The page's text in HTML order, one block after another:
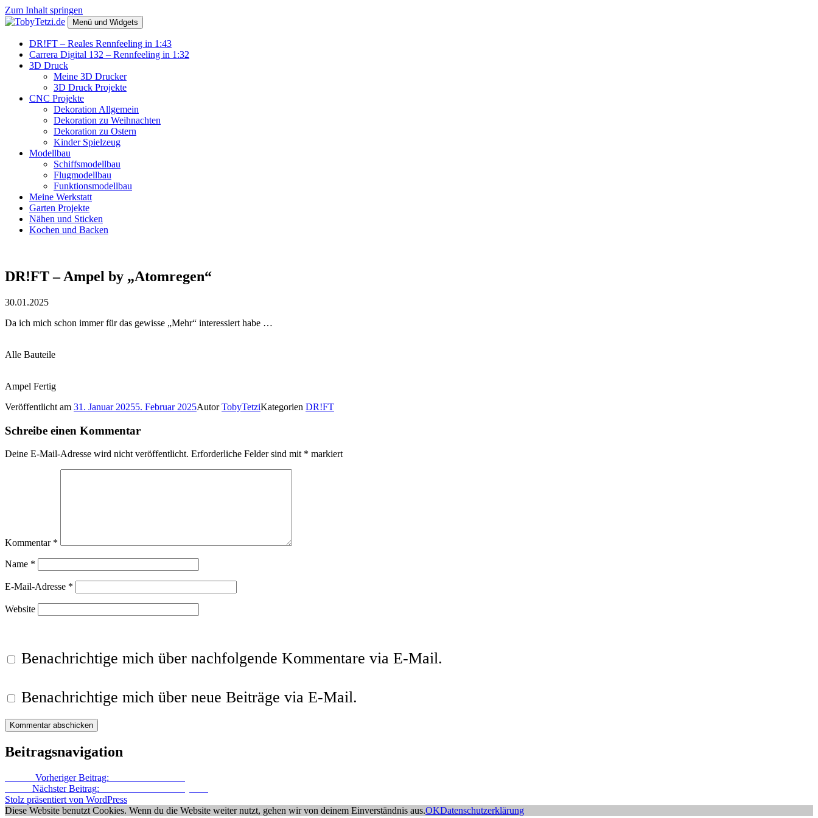
Zum Inhalt springen
TobyTetzi.de
Mein Hobby und schönes aus Holz
Menü und Widgets
DR!FT – Reales Rennfeeling in 1:43
Carrera Digital 132 – Rennfeeling in 1:32
3D Druck
Meine 3D Drucker
3D Druck Projekte
CNC Projekte
Dekoration Allgemein
Dekoration zu Weihnachten
Dekoration zu Ostern
Kinder Spielzeug
Modellbau
Schiffsmodellbau
Flugmodellbau
Funktionsmodellbau
Meine Werkstatt
Garten Projekte
Nähen und Sticken
Kochen und Backen
DR!FT – Ampel by „Atomregen“
30.01.2025
Da ich mich schon immer für das gewisse „Mehr“ interessiert habe …
Alle Bauteile
Ampel Fertig
Veröffentlicht am 31. Januar 20255. Februar 2025AutorTobyTetziKategorien DR!FT
Schreibe einen Kommentar
Deine E-Mail-Adresse wird nicht veröffentlicht. Erforderliche Felder sind mit * markiert
Kommentar *
Name *
E-Mail-Adresse *
Website
Benachrichtige mich über nachfolgende Kommentare via E-Mail.
Benachrichtige mich über neue Beiträge via E-Mail.
Beitragsnavigation
Vorheriger Beitrag:
Nächster Beitrag:
Stolz präsentiert von WordPress
Diese Website benutzt Cookies. Wenn du die Website weiter nutzt, gehen wir von deinem Einverständnis aus.OKDatenschutzerklärung